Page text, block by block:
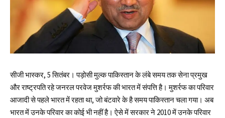
सीजी भास्कर, 5 सितंबर। पड़ोसी मुल्‍क पाकिस्‍तान के लंबे समय तक सेना प्रमुख
और राष्‍ट्रपति रहे जनरल परवेज मुशर्रफ की भारत में संपत्ति है। मुशर्रफ का परिवार
आजादी से पहले भारत में रहता था, जो बंटवारे के है समय पाकिस्‍तान चला गया। अब
भारत में उनके परिवार का कोई भी नहीं है। ऐसे में सरकार ने 2010 में उनके परिवार